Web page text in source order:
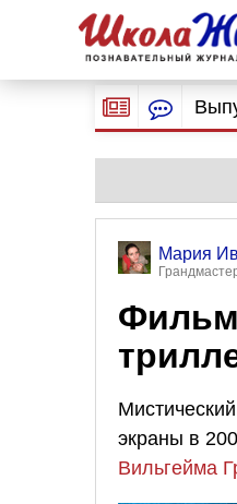
Мария
экраны в
Вильгейма